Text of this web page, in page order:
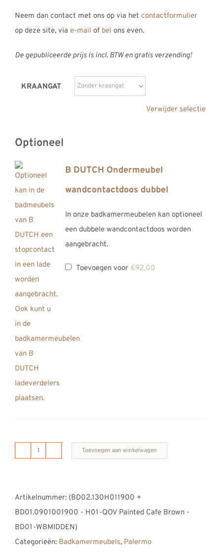
Neem dan contact met ons op via het contactformulier
op deze site, via e-mail of bel ons even.
De gepubliceerde prijs is incl. BTW en gratis verzending!
KRAANGAT
Verwijder selectie
Optioneel
B DUTCH Ondermeubel
wandcontactdoos dubbel
In onze badkamermeubelen kan optioneel
een dubbele wandcontactdoos worden
aangebracht.
Toevoegen voor €92,00
B
Badkamermeubel
1900,
190
cm,
Toevoegen aan winkelwagen
Artikelnummer: (BD02.130H011900 +
BD01.0901001900 - H01-QOV Painted Cafe Brown -
BD01-WBMIDDEN)
Categorieën: Badkamermeubels, Palermo